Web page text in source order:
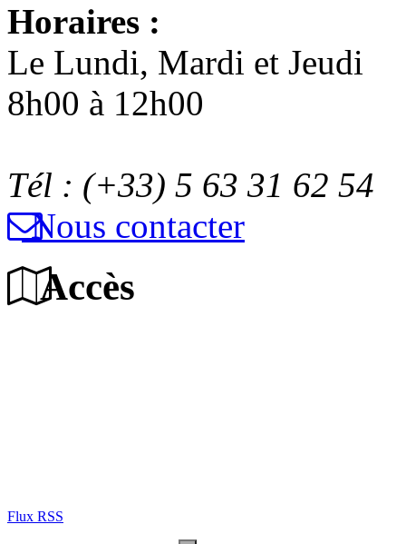
Horaires :
Le Lundi, Mardi et Jeudi
8h00 à 12h00
Tél : (+33) 5 63 31 62 54
Nous contacter
Accès
Flux RSS